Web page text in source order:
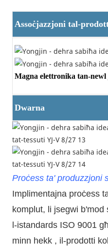
Assoċjazzjoni tal-
Magna elettronika tan-
Dwarna
Proċess ta' produzzjoni
Implimentajna proċess
komplut, li jsegwi b'mod
l-istandards ISO 9001
minn hekk , il-prodotti